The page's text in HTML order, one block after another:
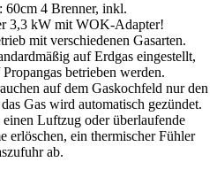
4 Brenner, inkl.
3,3 kW mit WOK-Adapter!
mit verschiedenen Gasarten.
auf Erdgas eingestellt,
betrieben werden.
auf dem Gaskochfeld nur den
Gas wird automatisch gezündet.
Luftzug oder überlaufende
erlöschen, ein thermischer Fühler
ab.